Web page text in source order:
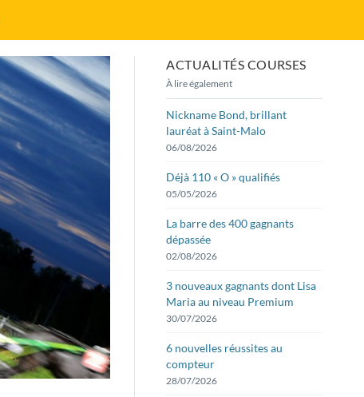
ACTUALITÉS COURSES
À lire également
Nickname Bond, brillant
lauréat à Saint-Malo
06/08/2026
Déjà 110 « O » qualifiés
05/05/2026
La barre des 400 gagnants
dépassée
02/08/2026
3 nouveaux gagnants dont Lisa
Maria au niveau Premium
30/07/2026
6 nouvelles réussites au
compteur
28/07/2026